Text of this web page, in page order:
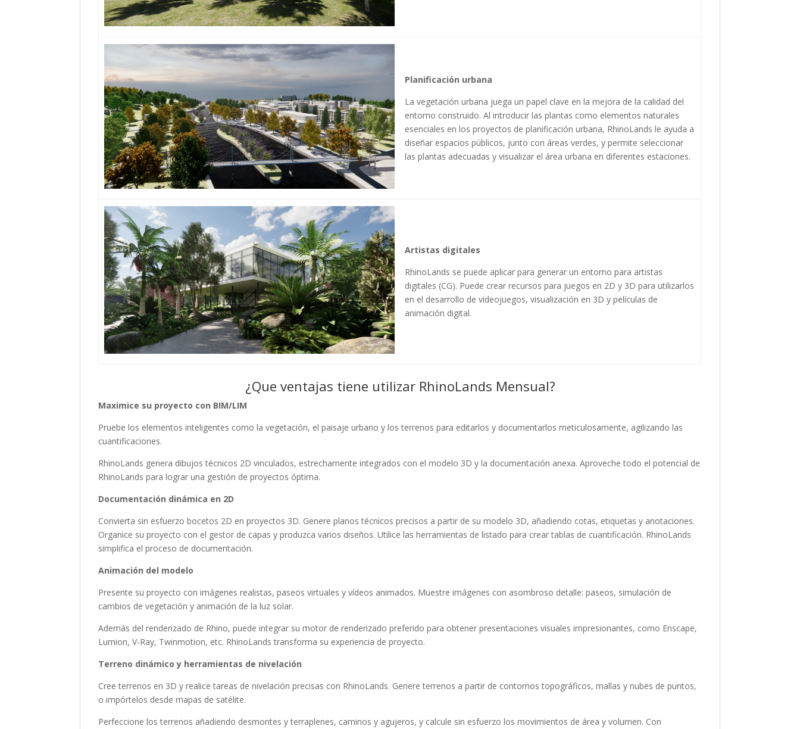
Planificación urbana
La vegetación urbana juega un papel clave en la mejora de la calidad del
entorno construido. Al introducir las plantas como elementos naturales
esenciales en los proyectos de planificación urbana, RhinoLands le ayuda a
diseñar espacios públicos, junto con áreas verdes, y permite seleccionar
las plantas adecuadas y visualizar el área urbana en diferentes estaciones.
Artistas digitales
RhinoLands se puede aplicar para generar un entorno para artistas
digitales (CG). Puede crear recursos para juegos en 2D y 3D para utilizarlos
en el desarrollo de videojuegos, visualización en 3D y películas de
animación digital.
¿Que ventajas tiene utilizar RhinoLands Mensual?
Maximice su proyecto con BIM/LIM
Pruebe los elementos inteligentes como la vegetación, el paisaje urbano y los terrenos para editarlos y documentarlos meticulosamente, agilizando las
cuantificaciones.
RhinoLands genera dibujos técnicos 2D vinculados, estrechamente integrados con el modelo 3D y la documentación anexa. Aproveche todo el potencial de
RhinoLands para lograr una gestión de proyectos óptima.
Documentación dinámica en 2D
Convierta sin esfuerzo bocetos 2D en proyectos 3D. Genere planos técnicos precisos a partir de su modelo 3D, añadiendo cotas, etiquetas y anotaciones.
Organice su proyecto con el gestor de capas y produzca varios diseños. Utilice las herramientas de listado para crear tablas de cuantificación. RhinoLands
simplifica el proceso de documentación.
Animación del modelo
Presente su proyecto con imágenes realistas, paseos virtuales y vídeos animados. Muestre imágenes con asombroso detalle: paseos, simulación de
cambios de vegetación y animación de la luz solar.
Además del renderizado de Rhino, puede integrar su motor de renderizado preferido para obtener presentaciones visuales impresionantes, como Enscape,
Lumion, V-Ray, Twinmotion, etc. RhinoLands transforma su experiencia de proyecto.
Terreno dinámico y herramientas de nivelación
Cree terrenos en 3D y realice tareas de nivelación precisas con RhinoLands. Genere terrenos a partir de contornos topográficos, mallas y nubes de puntos,
o impórtelos desde mapas de satélite.
Perfeccione los terrenos añadiendo desmontes y terraplenes, caminos y agujeros, y calcule sin esfuerzo los movimientos de área y volumen. Con